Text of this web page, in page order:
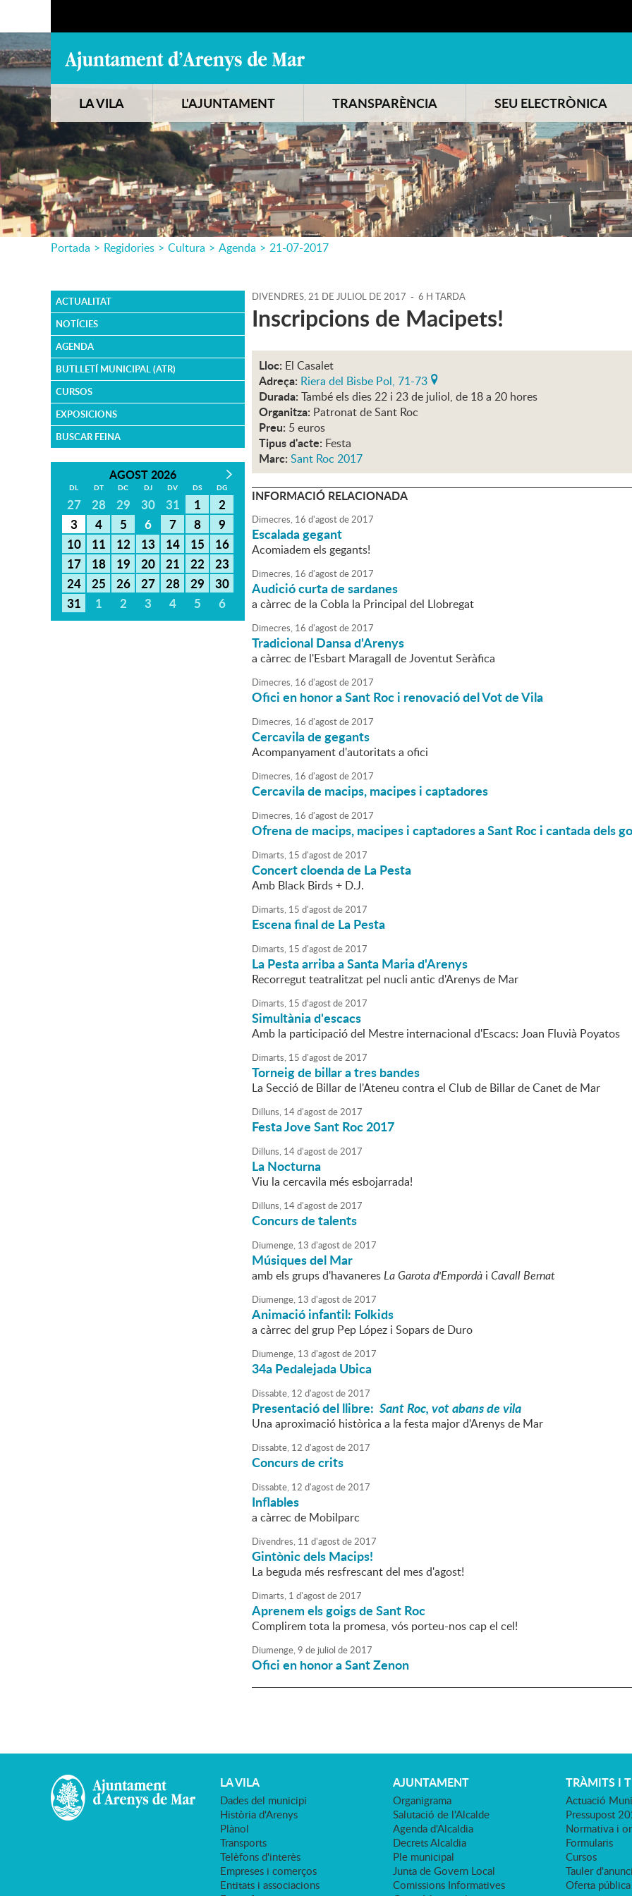
LA VILA L'AJUNTAMENT TRANSPARÈNCIA SEU ELECTRÒNICA
Portada > Regidories > Cultura > Agenda > 21-07-2017
ACTUALITAT
NOTÍCIES
AGENDA
BUTLLETÍ MUNICIPAL (ATR)
CURSOS
EXPOSICIONS
BUSCAR FEINA
AGOST 2026
DL DT DC DJ DV DS DG
27 28 29 30 31 1
2
3
4 5 6 7 8
9
10
11 12 13 14 15
16
17
18 19 20 21 22
23
24
25 26 27 28 29
30
31
1 2 3 4 5 6
DIVENDRES,21 DE JULIOL DE 2017 - 6 H TARDA
Inscripcions de Macipets!
Lloc: El Casalet
Adreça: Riera del Bisbe Pol, 71-73
Durada: També els dies 22 i 23 de juliol, de 18 a 20 hores
Organitza: Patronat de Sant Roc
Preu: 5 euros
Tipus d'acte: Festa
Marc: Sant Roc 2017
INFORMACIÓ RELACIONADA
Dimecres, 16 d'agostde2017
Escalada gegant
Acomiadem els gegants!
Dimecres, 16 d'agostde2017
Audició curta de sardanes
a càrrec de la Cobla la Principal del Llobregat
Dimecres, 16 d'agostde2017
Tradicional Dansa d'Arenys
a càrrec de l'Esbart Maragall de Joventut Seràfica
Dimecres, 16 d'agostde2017
Ofici en honor a Sant Roc i renovació del Vot de Vila
Dimecres, 16 d'agostde2017
Cercavila de gegants
Acompanyament d'autoritats a ofici
Dimecres, 16 d'agostde2017
Cercavila de macips, macipes i captadores
Dimecres, 16 d'agostde2017
Ofrena de macips, macipes i captadores a Sant Roc i cantada dels
Dimarts, 15 d'agostde2017
Concert cloenda de La Pesta
Amb Black Birds + D.J.
Dimarts, 15 d'agostde2017
Escena final de La Pesta
Dimarts, 15 d'agostde2017
La Pesta arriba a Santa Maria d'Arenys
Recorregut teatralitzat pel nucli antic d'Arenys de Mar
Dimarts, 15 d'agostde2017
Simultània d'escacs
Amb la participació del Mestre internacional d'Escacs: Joan Fluvià Poyatos
Dimarts, 15 d'agostde2017
Torneig de billar a tres bandes
La Secció de Billar de l'Ateneu contra el Club de Billar de Canet de Mar
Dilluns, 14d'agostde2017
Festa Jove Sant Roc 2017
Dilluns, 14d'agostde2017
La Nocturna
Viu la cercavila més esbojarrada!
Dilluns, 14d'agostde2017
Concurs de talents
Diumenge, 13 d'agostde2017
Músiques del Mar
amb els grups d'havaneresLa Garota d'Empordà i Cavall Bernat
Diumenge, 13 d'agostde2017
Animació infantil: Folkids
a càrrec del grup Pep López i Sopars de Duro
Diumenge, 13 d'agostde2017
34a Pedalejada Ubica
Dissabte, 12 d'agostde2017
Presentació del llibre: Sant Roc, vot abans de vila
Una aproximació històrica a la festa major d'Arenys de Mar
Dissabte, 12 d'agostde2017
Concurs de crits
Dissabte, 12 d'agostde2017
Inflables
a càrrec de Mobilparc
Divendres, 11 d'agostde2017
Gintònic dels Macips!
La beguda més resfrescant del mes d'agost!
Dimarts, 1 d'agostde2017
Aprenem els goigs de Sant Roc
Complirem tota la promesa, vós porteu-nos cap el cel!
Diumenge,9 de juliol de2017
Ofici en honor a Sant Zenon
LA VILA
Dades del municipi
Història d'Arenys
Plànol
Transports
Telèfons d'interès
Empreses i comerços
Entitats i associacions
AJUNTAMENT
Organigrama
Salutació de l'Alcalde
Agenda d'Alcaldia
Decrets Alcaldia
Ple municipal
Junta de Govern Local
Comissions Informatives
TRÀMITS I
Actuació
Pressupost
Normativa i
Formularis
Cursos
Tauler
Oferta